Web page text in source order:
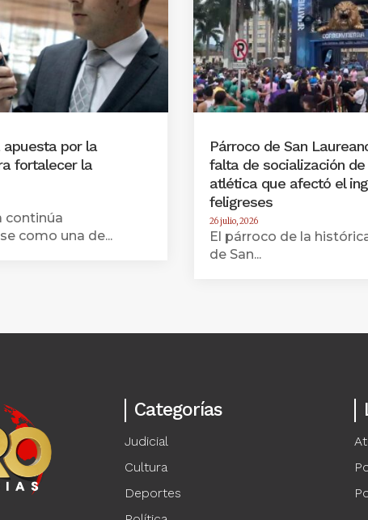
apuesta por la
fortalecer la
continúa
como una de...
Párroco de San
falta de socialización
atlética que afectó el
feligreses
26 julio, 2026
El párroco de la
de San...
Categorías
Judicial
Cultura
Deportes